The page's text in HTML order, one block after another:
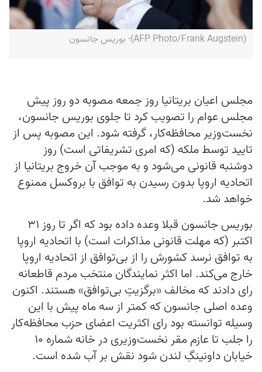
(AFP Photo/Frank Augstein)- بوریس جانسون
مجلس اعیان بریتانیا روز جمعه مصوبه دو روز پیش
مجلس عوام را تصویب کرد تا جلوی بوریس جانسون،
نخست‌وزیر محافظه‌کار، گرفته شود. این مصوبه پس از
تایید توسط ملکه (که امری تشریفاتی است) روز
دوشنبه قانونی می‌شود و به موجب آن خروج بریتانیا از
اتحادیه اروپا بدون رسیدن به توافق با بروکسل ممنوع
خواهد شد.
بوریس جانسون قبلا وعده داده بود که اگر تا روز ۳۱
اکتبر (که مهلت قانونی مذاکرات است) با اتحادیه اروپا
به توافق نرسد کشورش را از بی‌توافق از اتحادیه اروپا
خارج می‌کند. اما اکثر نمایندگان منتخب مردم قاطعانه
رای دادند که مخالف «برگزیتِ بی‌توافق» هستند. اکنون
وعده اصلی جانسون که کمتر از سه ماه پیش با این
وسیله توانسته بود رای اکثریت اعضای حزب محافظه‌کار
را جلب تا عازم مقر نخست‌وزیری در خانه شماره ۱۰
خیابان داونینگِ لندن شود نقش بر آب شده است.